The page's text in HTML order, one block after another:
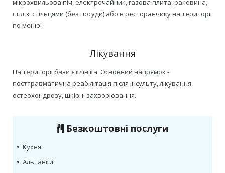
мікрохвильова піч, електрочайник, газова плита, раковина,
стіл зі стільцями (без посуди) або в ресторанчику на території
по меню!
Лікування
На території бази є клініка. Основний напрямок -
посттравматична реабілітація після інсульту, лікування
остеохондрозу, шкірні захворювання.
Безкоштовні послуги
• Кухня
• Альтанки